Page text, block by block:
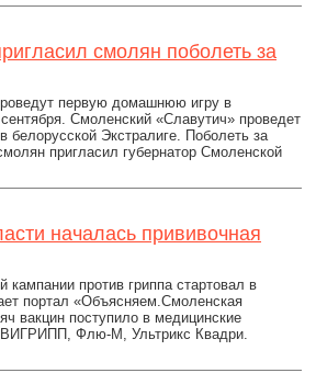
смолян поболеть за
первую домашнюю игру в
Смоленский «Славутич» проведет
Экстралиге. Поболеть за
пригласил губернатор Смоленской
началась прививочная
кампании против гриппа стартовал в
портал «Объясняем.Смоленская
вакцин поступило в медицинские
Флю-М, Ультрикс Квадри.